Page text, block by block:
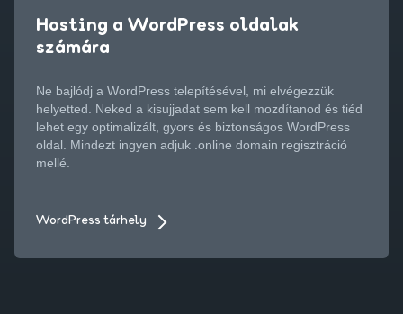
Hosting a WordPress oldalak
számára
Ne bajlódj a WordPress telepítésével, mi elvégezzük
helyetted. Neked a kisujjadat sem kell mozdítanod és tiéd
lehet egy optimalizált, gyors és biztonságos WordPress
oldal. Mindezt ingyen adjuk .online domain regisztráció
mellé.
WordPress tárhely